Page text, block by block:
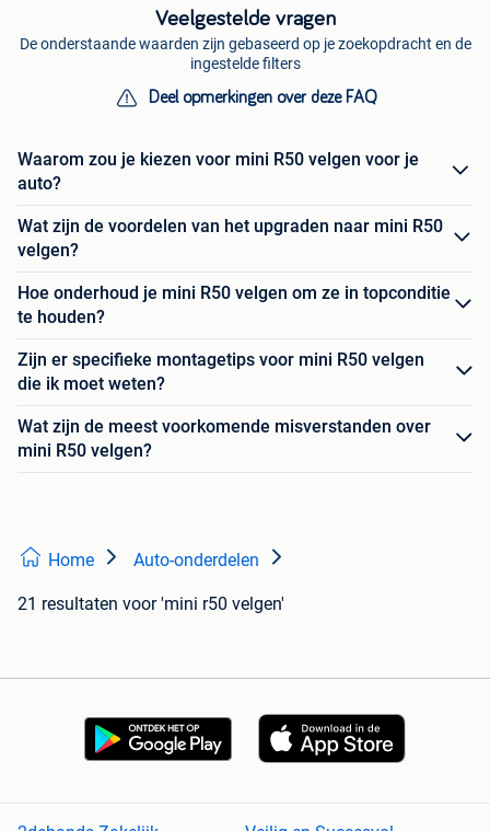
Veelgestelde vragen
De onderstaande waarden zijn gebaseerd op je zoekopdracht en de
ingestelde filters
Deel opmerkingen over deze FAQ
Waarom zou je kiezen voor mini R50 velgen voor je
auto?
Wat zijn de voordelen van het upgraden naar mini R50
velgen?
Hoe onderhoud je mini R50 velgen om ze in topconditie
te houden?
Zijn er specifieke montagetips voor mini R50 velgen
die ik moet weten?
Wat zijn de meest voorkomende misverstanden over
mini R50 velgen?
Home Auto-onderdelen
21 resultaten voor 'mini r50 velgen'